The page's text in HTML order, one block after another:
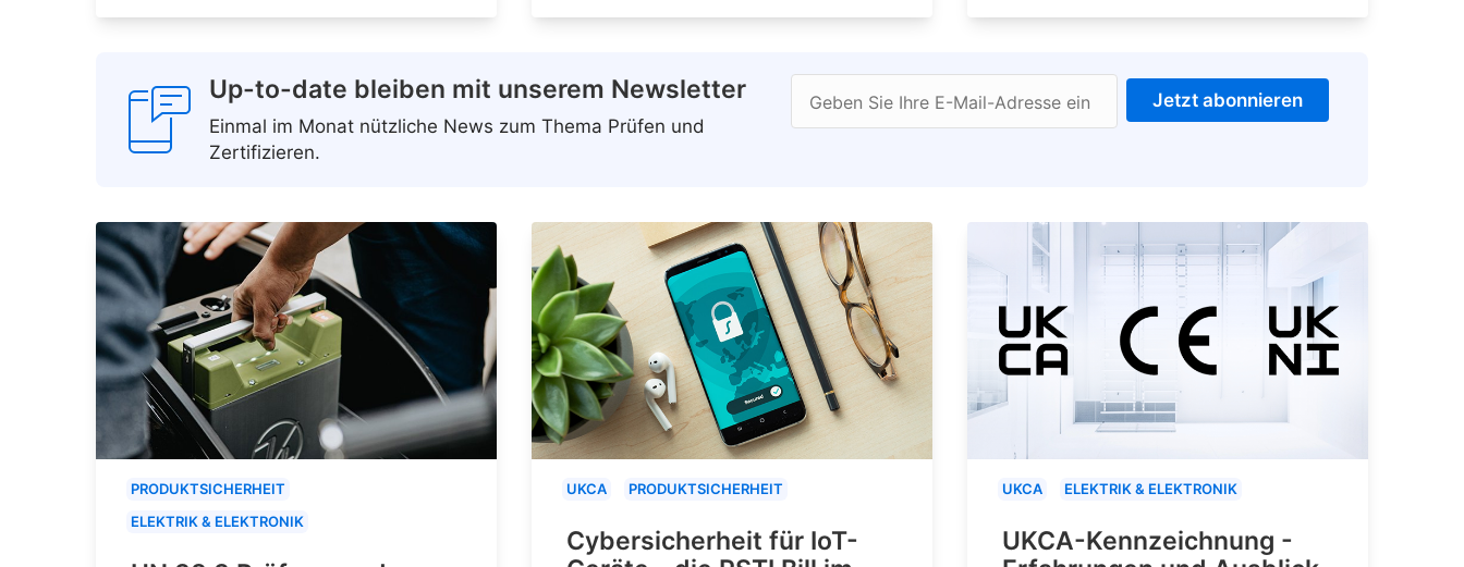
Up-to-date bleiben mit unserem Newsletter
Einmal im Monat nützliche News zum Thema Prüfen und
Zertifizieren.
Geben Sie Ihre E-Mail-Adresse ein Jetzt abonnieren
PRODUKTSICHERHEIT
ELEKTRIK & ELEKTRONIK
UKCA PRODUKTSICHERHEIT
Cybersicherheit für IoT-
UKCA ELEKTRIK & ELEKTRONIK
UKCA-Kennzeichnung -